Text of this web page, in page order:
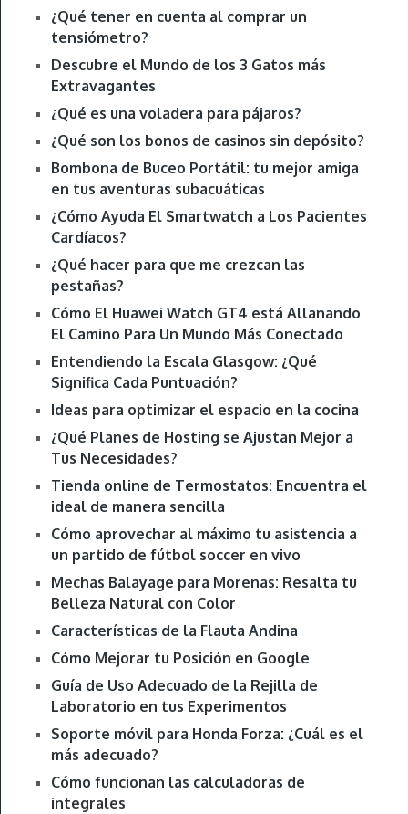
¿Qué tener en cuenta al comprar un
tensiómetro?
Descubre el Mundo de los 3 Gatos más
Extravagantes
¿Qué es una voladera para pájaros?
¿Qué son los bonos de casinos sin depósito?
Bombona de Buceo Portátil: tu mejor amiga
en tus aventuras subacuáticas
¿Cómo Ayuda El Smartwatch a Los Pacientes
Cardíacos?
¿Qué hacer para que me crezcan las
pestañas?
Cómo El Huawei Watch GT4 está Allanando
El Camino Para Un Mundo Más Conectado
Entendiendo la Escala Glasgow: ¿Qué
Significa Cada Puntuación?
Ideas para optimizar el espacio en la cocina
¿Qué Planes de Hosting se Ajustan Mejor a
Tus Necesidades?
Tienda online de Termostatos: Encuentra el
ideal de manera sencilla
Cómo aprovechar al máximo tu asistencia a
un partido de fútbol soccer en vivo
Mechas Balayage para Morenas: Resalta tu
Belleza Natural con Color
Características de la Flauta Andina
Cómo Mejorar tu Posición en Google
Guía de Uso Adecuado de la Rejilla de
Laboratorio en tus Experimentos
Soporte móvil para Honda Forza: ¿Cuál es el
más adecuado?
Cómo funcionan las calculadoras de
integrales